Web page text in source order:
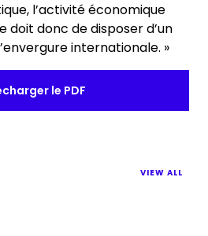
l’activité économique
doit donc de disposer d’un
internationale. »
le PDF
VIEW ALL